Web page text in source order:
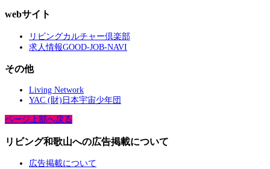
webサイト
リビングカルチャー倶楽部
求人情報GOOD-JOB-NAVI
その他
Living Network
YAC (財)日本宇宙少年団
ページ上部へ戻る
リビング和歌山への広告掲載について
広告掲載について